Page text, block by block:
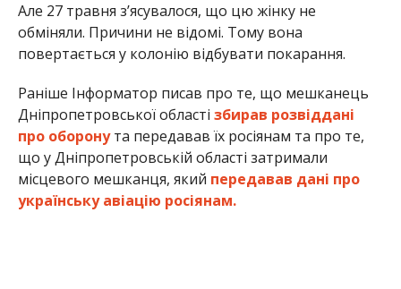
Але 27 травня зʼясувалося, що цю жінку не
обміняли. Причини не відомі. Тому вона
повертається у колонію відбувати покарання.
Раніше Інформатор писав про те, що мешканець
Дніпропетровської області збирав розвіддані
про оборонута передавав їх росіянам та про те,
що у Дніпропетровській області затримали
місцевого мешканця, який передавав дані про
українську авіацію росіянам.